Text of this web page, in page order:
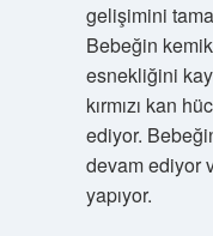
gelişimini
Bebeğin
esnekliğini
kırmızı kan
ediyor.
devam ediyor
yapıyor.